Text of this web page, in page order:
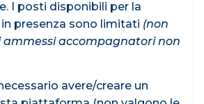
I posti disponibili per la
presenza sono limitati (non
accompagnatori non
avere/creare un